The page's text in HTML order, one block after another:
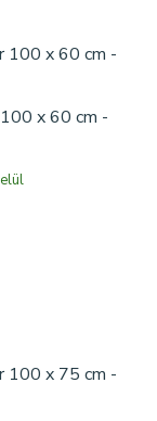
x 60 cm -